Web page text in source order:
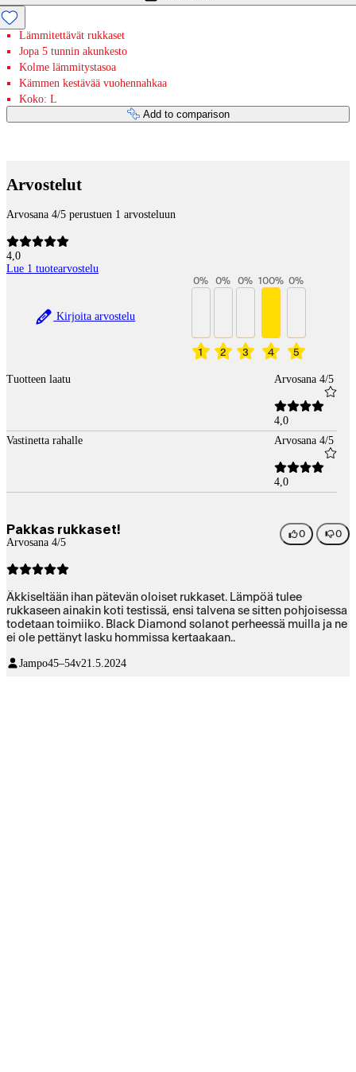
Lämmitettävät rukkaset
Jopa 5 tunnin akunkesto
Kolme lämmitystasoa
Kämmen kestävää vuohennahkaa
Koko: L
Add to comparison
Arvostelut
Arvosana 4/5 perustuen 1 arvosteluun
4,0
Lue 1 tuotearvostelu
Kirjoita arvostelu
1
0%
2
0%
3
0%
4
100%
5
0%
Tuotteen laatu Arvosana 4/5
4,0
Vastinetta rahalle
Arvosana 4/5
4,0
Pakkas rukkaset!
Arvosana 4/5
0 0
Äkkiseltään ihan pätevän oloiset rukkaset. Lämpöä tulee
rukkaseen ainakin koti testissä, ensi talvena se sitten pohjoisessa
todetaan toimiiko. Black Diamond solanot perheessä muilla ja ne
ei ole pettänyt lasku hommissa kertaakaan..
Jampo45–54v21.5.2024